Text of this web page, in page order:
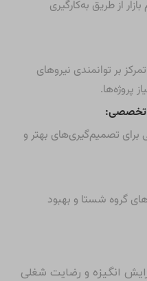
از طریق به‌کارگیری
بر توانمندی نیروهای
پروژه‌ها.
تخصصی:
تصمیم‌گیری‌های بهتر و
گروه شستا و بهبود
انگیزه و رضایت شغلی